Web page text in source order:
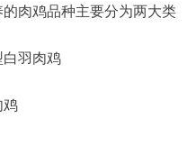
肉鸡品种主要分为两大类
羽肉鸡
鸡